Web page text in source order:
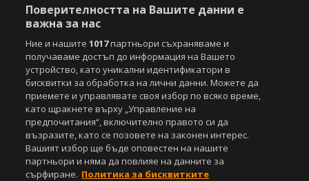
Поверителността на Вашите данни е
важна за нас
Ние и нашите1017партньори съхраняваме и
получаваме достъп до информация на Вашето
устройство, като уникални идентификатори в
бисквитки за обработка на лични данни. Можете да
приемете и управлявате своя избор по всяко време,
като щракнете върху „Управление на
предпочитания“, включително правото си да
възразите, като се позовете на законен интерес.
Вашият избор ще бъде оповестен на нашите
партньори и няма да повлияе на данните за
сърфиране. Политика за бисквитките